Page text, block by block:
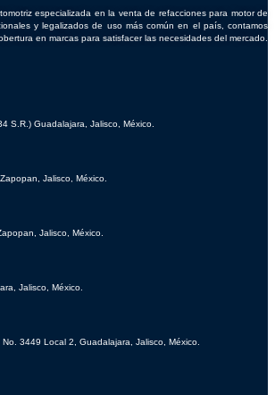
especializada en la venta de refacciones para motor de
y legalizados de uso más común en el país, contamos
en marcas para satisfacer las necesidades del mercado.
S.R.) Guadalajara, Jalisco, México.
Jalisco, México.
Jalisco, México.
Jalisco, México.
3449 Local 2, Guadalajara, Jalisco, México.